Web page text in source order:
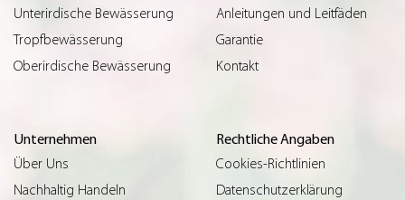
Unterirdische Bewässerung
Tropfbewässerung
Oberirdische Bewässerung
Anleitungen und Leitfäden
Garantie
Kontakt
Unternehmen
Über Uns
Nachhaltig Handeln
Rechtliche Angaben
Cookies-Richtlinien
Datenschutzerklärung